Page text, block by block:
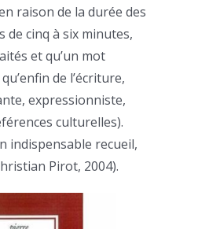
raison de la durée des
de cinq à six minutes,
et qu’un mot
de l’écriture,
expressionniste,
culturelles).
indispensable recueil,
Pirot, 2004).